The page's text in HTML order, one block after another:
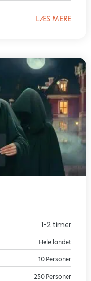
LÆS MERE
1-2 timer
Hele landet
10 Personer
250 Personer